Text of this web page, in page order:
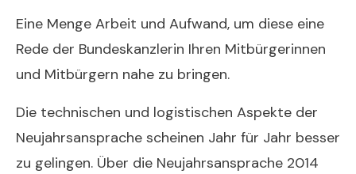
Eine Menge Arbeit und Aufwand, um diese eine
Rede der Bundeskanzlerin Ihren Mitbürgerinnen
und Mitbürgern nahe zu bringen.
Die technischen und logistischen Aspekte der
Neujahrsansprache scheinen Jahr für Jahr besser
zu gelingen. Über die Neujahrsansprache 2014